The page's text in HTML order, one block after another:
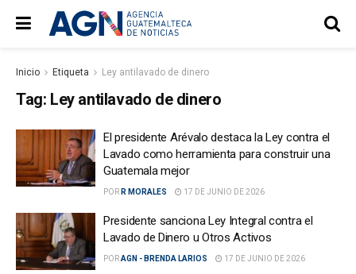
Inicio Etiqueta Ley antilavado de dinero
Tag: Ley antilavado de dinero
El presidente Arévalo destaca la Ley contra el
Lavado como herramienta para construir una
Guatemala mejor
POR R MORALES 17 DE JUNIO DE 2026
Presidente sanciona Ley Integral contra el
Lavado de Dinero u Otros Activos
PORAGN - BRENDA LARIOS 17 DE JUNIO DE 2026